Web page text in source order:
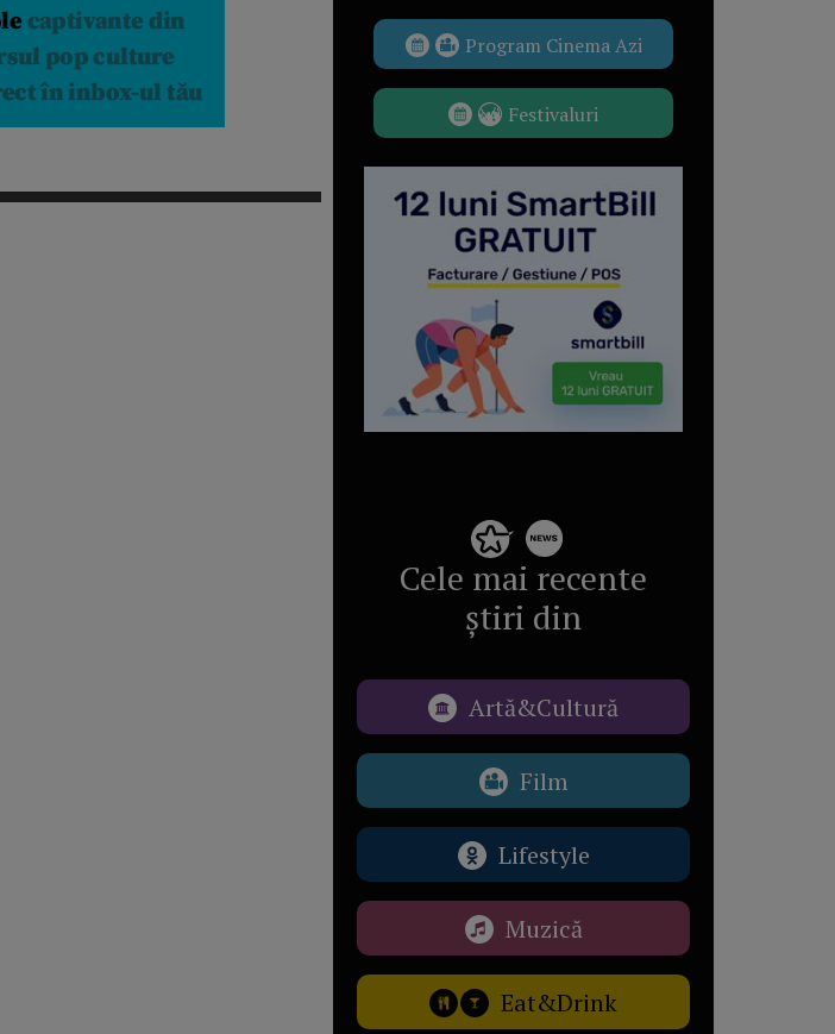
Program Cinema Azi
Festivaluri
Cele mai recente
știri din
Artă&Cultură
Film
Lifestyle
Muzică
Eat&Drink